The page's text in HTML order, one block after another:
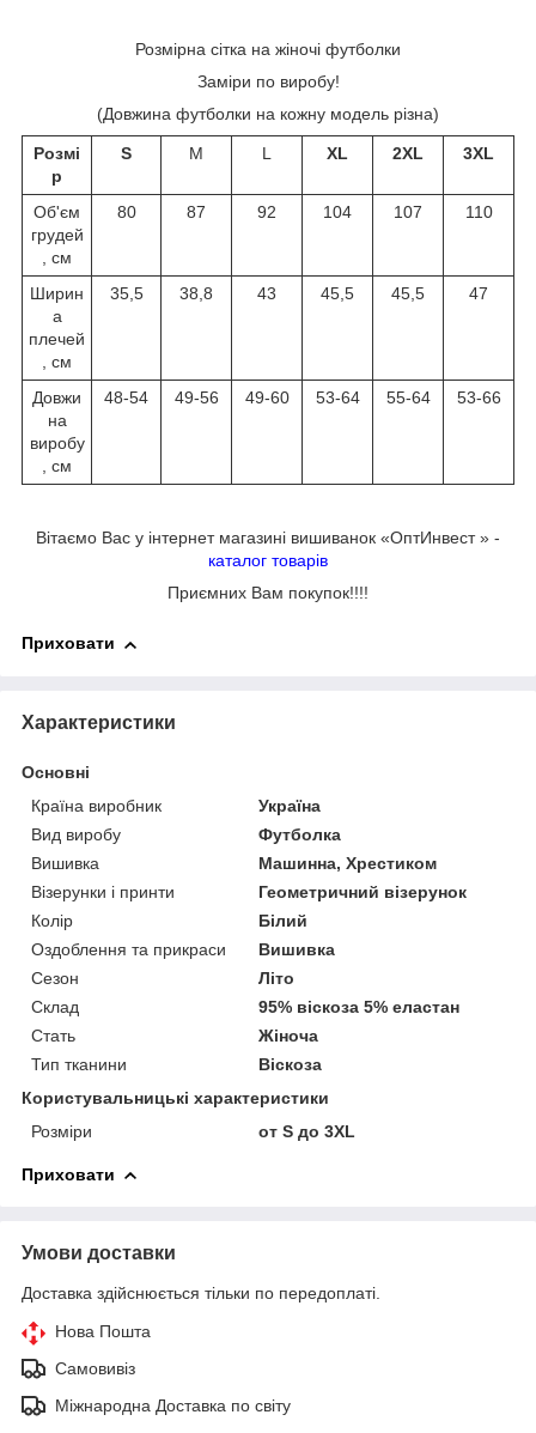
Розмірна сітка на жіночі футболки
Заміри по виробу!
(Довжина футболки на кожну модель різна)
Розмі
р
S M L XL 2XL 3XL
Об'єм
грудей
, см
80 87 92 104 107 110
Ширин
а
плечей
, см
35,5 38,8 43 45,5 45,5 47
Довжи
на
виробу
, см
48-54 49-56 49-60 53-64 55-64 53-66
Вітаємо Вас у інтернет магазині вишиванок «ОптИнвест » -
каталог товарів
Приємних Вам покупок!!!!
Приховати
Характеристики
Основні
Країна виробник
Україна
Вид виробу
Футболка
Вишивка
Машинна, Хрестиком
Візерунки і принти
Геометричний візерунок
Колір
Білий
Оздоблення та прикраси
Вишивка
Сезон
Літо
Склад
95% віскоза 5% еластан
Стать
Жіноча
Тип тканини
Віскоза
Користувальницькі характеристики
Розміри
от S до 3XL
Приховати
Умови доставки
Доставка здійснюється тільки по передоплаті.
Нова Пошта
Самовивіз
Міжнародна Доставка по світу